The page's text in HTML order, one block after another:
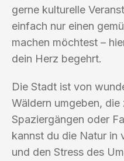
gerne kulturelle
einfach nur einen
machen möchtest –
dein Herz begehrt.
Die Stadt ist von
Wäldern umgeben, die
Spaziergängen oder
kannst du die Natur in
und den Stress des